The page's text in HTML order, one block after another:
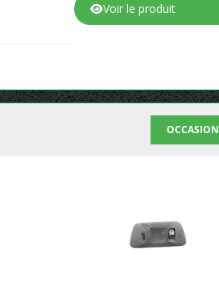
Voir le produit
OCCASION